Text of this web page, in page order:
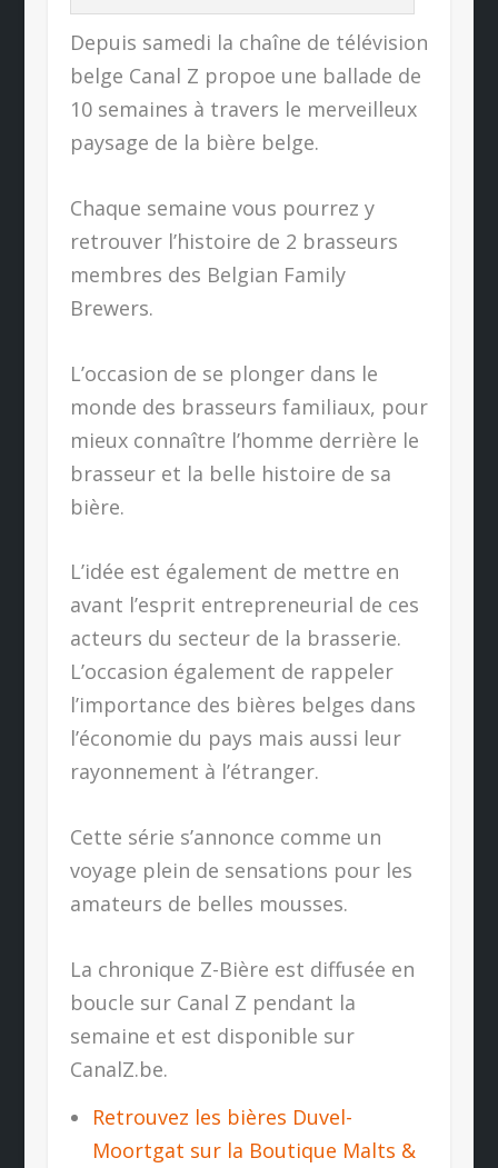
Depuis samedi la chaîne de télévision
belge Canal Z propoe une ballade de
10 semaines à travers le merveilleux
paysage de la bière belge.
Chaque semaine vous pourrez y
retrouver l’histoire de 2 brasseurs
membres des Belgian Family
Brewers.
L’occasion de se plonger dans le
monde des brasseurs familiaux, pour
mieux connaître l’homme derrière le
brasseur et la belle histoire de sa
bière.
L’idée est également de mettre en
avant l’esprit entrepreneurial de ces
acteurs du secteur de la brasserie.
L’occasion également de rappeler
l’importance des bières belges dans
l’économie du pays mais aussi leur
rayonnement à l’étranger.
Cette série s’annonce comme un
voyage plein de sensations pour les
amateurs de belles mousses.
La chronique Z-Bière est diffusée en
boucle sur Canal Z pendant la
semaine et est disponible sur
CanalZ.be.
Retrouvez les bières Duvel-
Moortgat sur la Boutique Malts &